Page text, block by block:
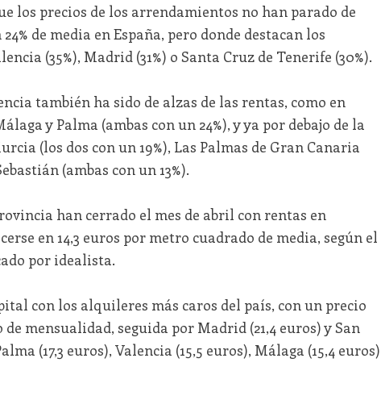
los precios de los arrendamientos no han parado de
de media en España, pero donde destacan los
(35%), Madrid (31%) o Santa Cruz de Tenerife (30%).
también ha sido de alzas de las rentas, como en
y Palma (ambas con un 24%), y ya por debajo de la
(los dos con un 19%), Las Palmas de Gran Canaria
(ambas con un 13%).
han cerrado el mes de abril con rentas en
en 14,3 euros por metro cuadrado de media, según el
por idealista.
con los alquileres más caros del país, con un precio
mensualidad, seguida por Madrid (21,4 euros) y San
(17,3 euros), Valencia (15,5 euros), Málaga (15,4 euros)